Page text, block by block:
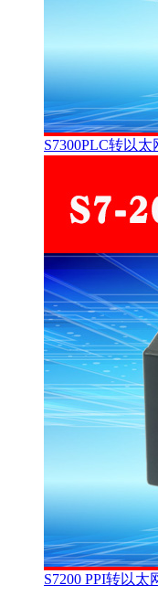
S7300PLC转以
S7200 PPI转以太